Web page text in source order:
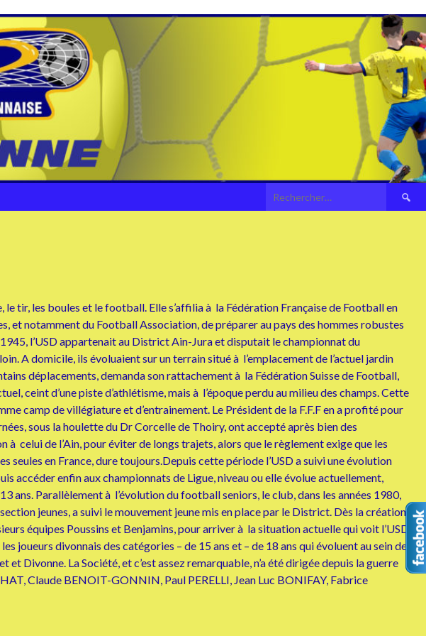
tir, les boules et le football. Elle s’affilia à la Fédération Française de Football en
et notamment du Football Association, de préparer au pays des hommes robustes
l’USD appartenait au District Ain-Jura et disputait le championnat du
A domicile, ils évoluaient sur un terrain situé à l’emplacement de l’actuel jardin
déplacements, demanda son rattachement à la Fédération Suisse de Football,
ceint d’une piste d’athlétisme, mais à l’époque perdu au milieu des champs. Cette
camp de villégiature et d’entrainement. Le Président de la F.F.F en a profité pour
sous la houlette du Dr Corcelle de Thoiry, ont accepté après bien des
celui de l’Ain, pour éviter de longs trajets, alors que le règlement exige que les
en France, dure toujours.Depuis cette période l’USD a suivi une évolution
accéder enfin aux championnats de Ligue, niveau ou elle évolue actuellement,
ans. Parallèlement à l’évolution du football seniors, le club, dans les années 1980,
jeunes, a suivi le mouvement jeune mis en place par le District. Dès la création
équipes Poussins et Benjamins, pour arriver à la situation actuelle qui voit l’USD
joueurs divonnais des catégories – de 15 ans et – de 18 ans qui évoluent au sein de
Divonne. La Société, et c’est assez remarquable, n’a été dirigée depuis la guerre
Claude BENOIT-GONNIN, Paul PERELLI, Jean Luc BONIFAY, Fabrice